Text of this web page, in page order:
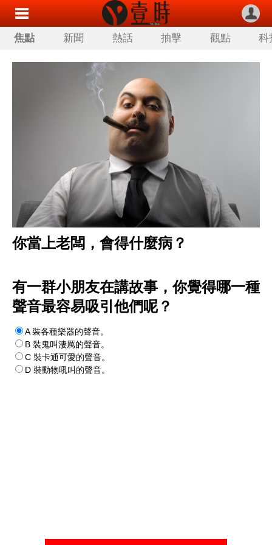
焦點 新聞 熱話 抽擊 觀點 科
你當上老闆，會得什麼病？
有一群小朋友在講故事，你覺得哪一種
聲音最容易吸引他們呢？
A 裝各種樂器的聲音。
B 裝鬼叫淒厲的聲音。
C 裝卡通可愛的聲音。
D 裝動物吼叫的聲音。